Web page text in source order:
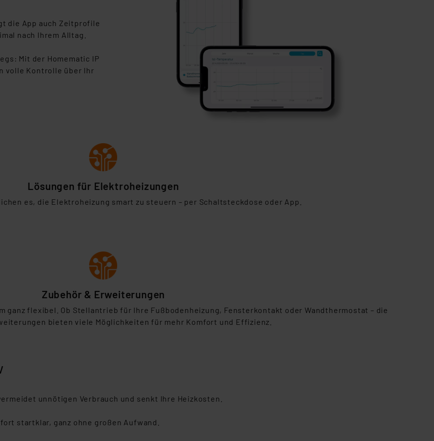
der EU. Dies bedeutet, dass die USA als Land mit unzureichendem
eingestuft wird. So besteht etwa das Risiko, dass US-Behörden personenbezogene
verarbeiten, ohne dass hiergegen Klagemöglichkeiten für Europäer bestehen.
Dienstleistern stützt sich auf die Standarddatenschutzklauseln der Europäischen
Beurteilung der mit der Datenübermittlung, insbesondere der Art der übermittelten
die App auch Zeitprofile
nach Ihrem Alltag.
Mit der Homematic IP
volle Kontrolle über Ihr
Lösungen für Elektroheizungen
es, die Elektroheizung smart zu steuern – per Schaltsteckdose oder App.
Zubehör & Erweiterungen
ganz flexibel. Ob Stellantrieb für Ihre Fußbodenheizung, Fensterkontakt oder Wandthermostat – die
bieten viele Möglichkeiten für mehr Komfort und Effizienz.
unnötigen Verbrauch und senkt Ihre Heizkosten.
startklar, ganz ohne großen Aufwand.